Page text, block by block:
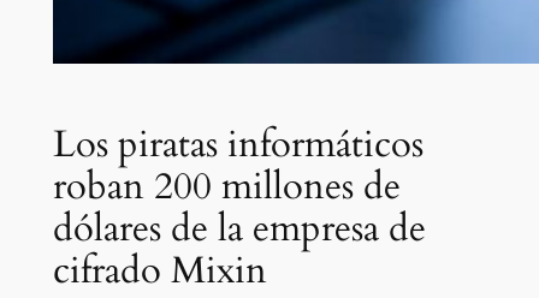
Los piratas informáticos
roban 200 millones de
dólares de la empresa de
cifrado Mixin